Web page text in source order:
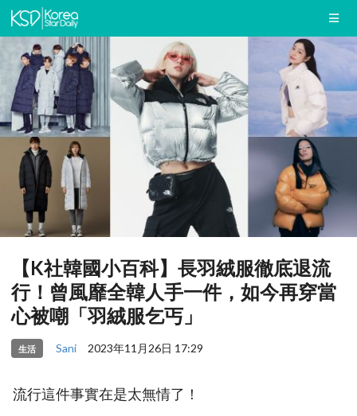
【K社韓國小百科】長羽絨服徹底退流
行！曾風靡全韓人手一件，如今再穿當
心被嘲「羽絨服乞丐」
生活 Sani 2023年11月26日 17:29
流行這件事實在是太無情了！